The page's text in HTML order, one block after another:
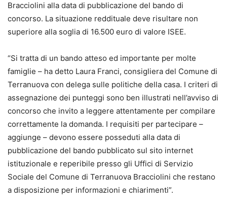
Bracciolini alla data di pubblicazione del bando di
concorso. La situazione reddituale deve risultare non
superiore alla soglia di 16.500 euro di valore ISEE.
“Si tratta di un bando atteso ed importante per molte
famiglie – ha detto Laura Franci, consigliera del Comune di
Terranuova con delega sulle politiche della casa. I criteri di
assegnazione dei punteggi sono ben illustrati nell’avviso di
concorso che invito a leggere attentamente per compilare
correttamente la domanda. I requisiti per partecipare –
aggiunge – devono essere posseduti alla data di
pubblicazione del bando pubblicato sul sito internet
istituzionale e reperibile presso gli Uffici di Servizio
Sociale del Comune di Terranuova Bracciolini che restano
a disposizione per informazioni e chiarimenti”.